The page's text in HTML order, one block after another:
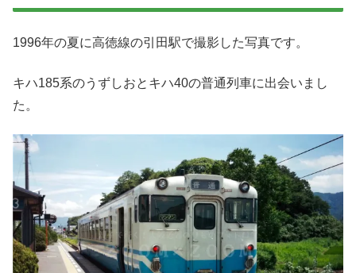
1996年の夏に高徳線の引田駅で撮影した写真です。
キハ185系のうずしおとキハ40の普通列車に出会いまし
た。